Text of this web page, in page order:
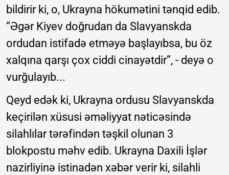
bildirir ki, o, Ukrayna hökumətini tənqid edib.
“Əgər Kiyev doğrudan da Slavyanskda
ordudan istifadə etməyə başlayıbsa, bu öz
xalqına qarşı çox ciddi cinayətdir”, - deyə o
vurğulayıb...
Qeyd edək ki, Ukrayna ordusu Slavyanskda
keçirilən xüsusi əməliyyat nəticəsində
silahlılar tərəfindən təşkil olunan 3
blokpostu məhv edib. Ukrayna Daxili İşlər
nazirliyinə istinadən xəbər verir ki, silahli